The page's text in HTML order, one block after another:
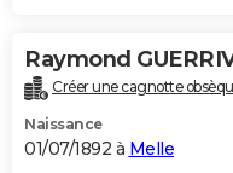
Raymond
Créer une cagnotte
Naissance
01/07/1892 à Melle